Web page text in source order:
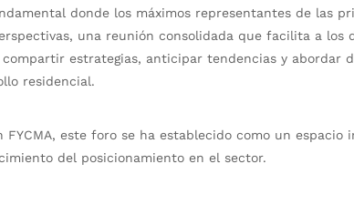
donde los máximos representantes de las
una reunión consolidada que facilita a los
estrategias, anticipar tendencias y abordar
residencial.
FYCMA, este foro se ha establecido como un espacio
del posicionamiento en el sector.